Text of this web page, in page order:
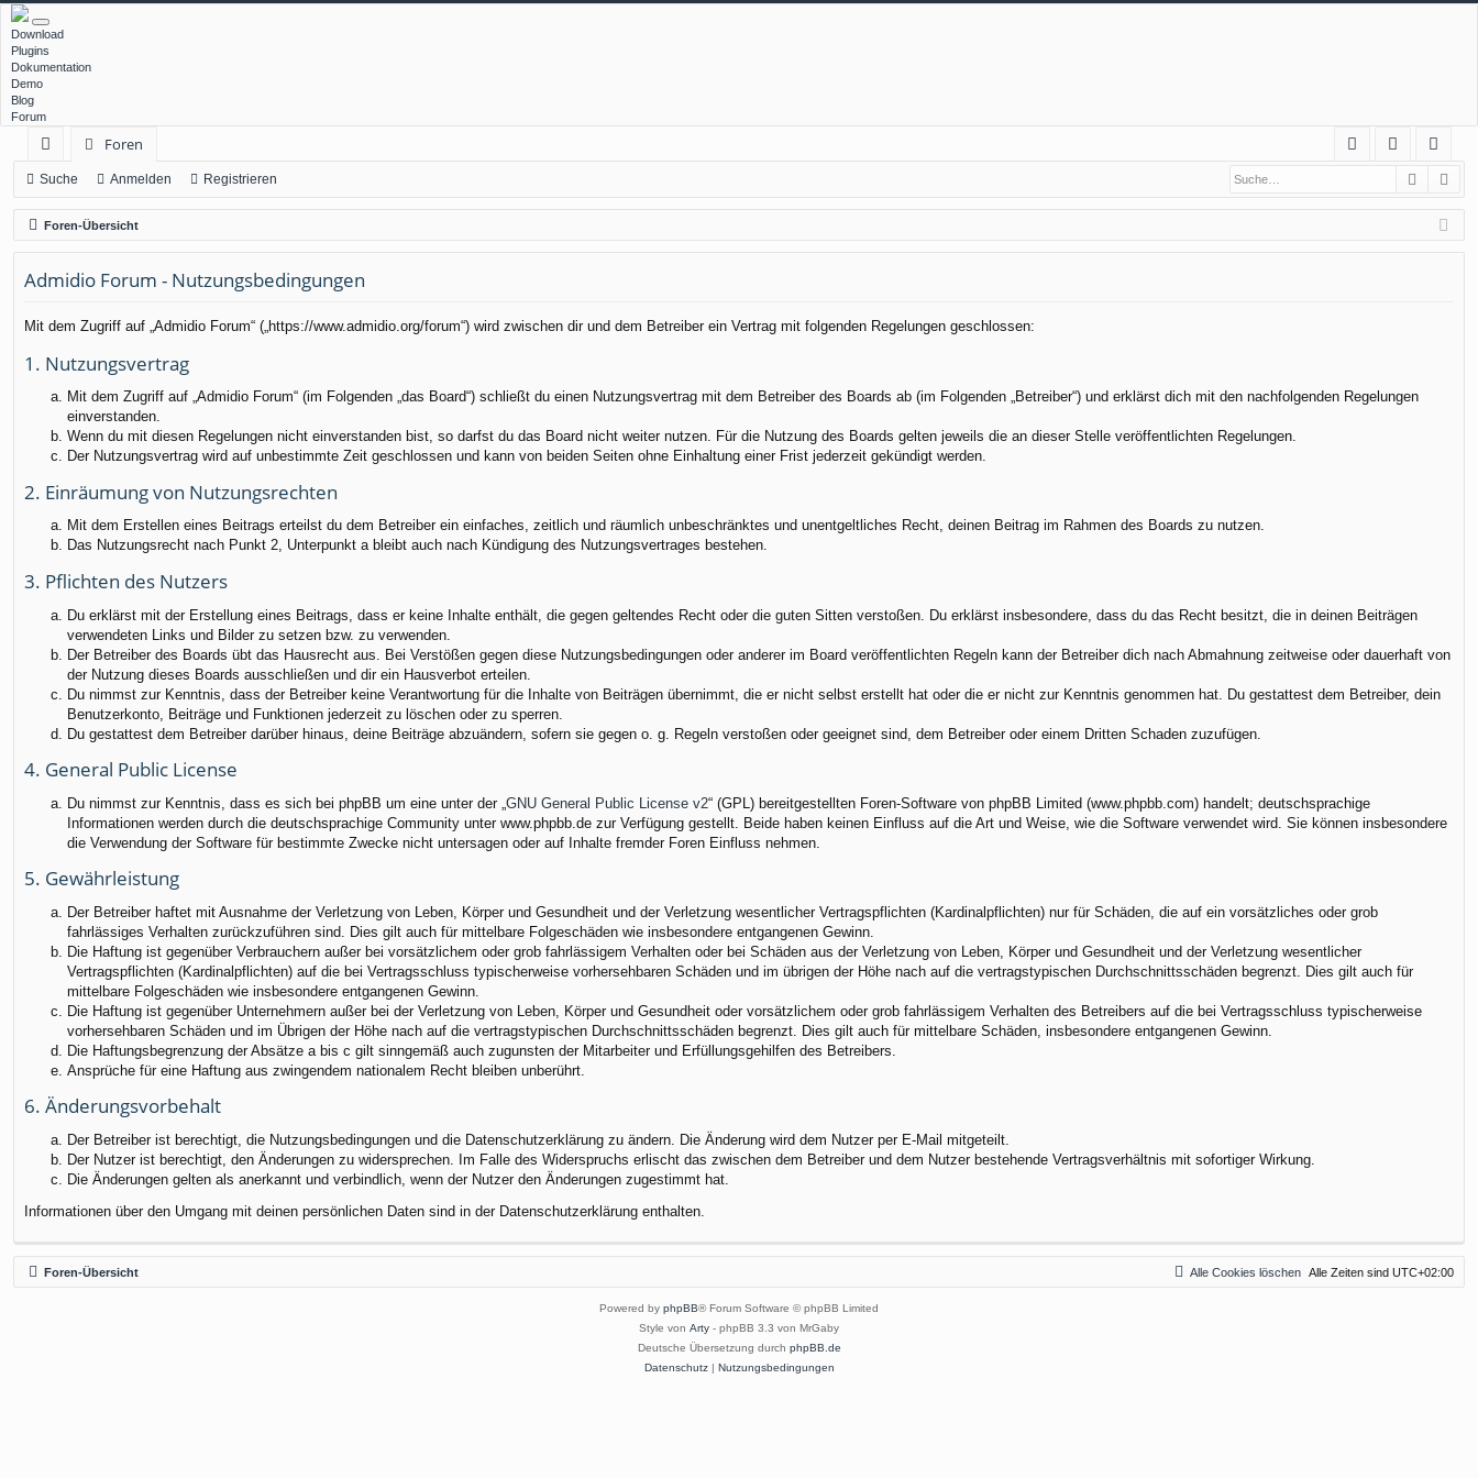
Download
Plugins
Dokumentation
Demo
Blog
Forum
ch
ne
llz
ug
Foren
Q
m
el
eg
ist
rie
Suche Anmelden Registrieren Suche
Foren-Übersicht
Admidio Forum - Nutzungsbedingungen
Mit dem Zugriff auf „Admidio Forum“ („https://www.admidio.org/forum“) wird zwischen dir und dem Betreiber ein Vertrag mit folgenden Regelungen geschlossen:
1. Nutzungsvertrag
Mit dem Zugriff auf „Admidio Forum“ (im Folgenden „das Board“) schließt du einen Nutzungsvertrag mit dem Betreiber des Boards ab (im Folgenden „Betreiber“) und erklärst dich mit den nachfolgenden Regelungen
einverstanden.
Wenn du mit diesen Regelungen nicht einverstanden bist, so darfst du das Board nicht weiter nutzen. Für die Nutzung des Boards gelten jeweils die an dieser Stelle veröffentlichten Regelungen.
Der Nutzungsvertrag wird auf unbestimmte Zeit geschlossen und kann von beiden Seiten ohne Einhaltung einer Frist jederzeit gekündigt werden.
2. Einräumung von Nutzungsrechten
Mit dem Erstellen eines Beitrags erteilst du dem Betreiber ein einfaches, zeitlich und räumlich unbeschränktes und unentgeltliches Recht, deinen Beitrag im Rahmen des Boards zu nutzen.
Das Nutzungsrecht nach Punkt 2, Unterpunkt a bleibt auch nach Kündigung des Nutzungsvertrages bestehen.
3. Pflichten des Nutzers
Du erklärst mit der Erstellung eines Beitrags, dass er keine Inhalte enthält, die gegen geltendes Recht oder die guten Sitten verstoßen. Du erklärst insbesondere, dass du das Recht besitzt, die in deinen Beiträgen
verwendeten Links und Bilder zu setzen bzw. zu verwenden.
Der Betreiber des Boards übt das Hausrecht aus. Bei Verstößen gegen diese Nutzungsbedingungen oder anderer im Board veröffentlichten Regeln kann der Betreiber dich nach Abmahnung zeitweise oder dauerhaft von
der Nutzung dieses Boards ausschließen und dir ein Hausverbot erteilen.
Du nimmst zur Kenntnis, dass der Betreiber keine Verantwortung für die Inhalte von Beiträgen übernimmt, die er nicht selbst erstellt hat oder die er nicht zur Kenntnis genommen hat. Du gestattest dem Betreiber, dein
Benutzerkonto, Beiträge und Funktionen jederzeit zu löschen oder zu sperren.
Du gestattest dem Betreiber darüber hinaus, deine Beiträge abzuändern, sofern sie gegen o. g. Regeln verstoßen oder geeignet sind, dem Betreiber oder einem Dritten Schaden zuzufügen.
4. General Public License
Du nimmst zur Kenntnis, dass es sich bei phpBB um eine unter der „ GNU General Public License v2“ (GPL) bereitgestellten Foren-Software von phpBB Limited (www.phpbb.com) handelt; deutschsprachige
Informationen werden durch die deutschsprachige Community unter www.phpbb.de zur Verfügung gestellt. Beide haben keinen Einfluss auf die Art und Weise, wie die Software verwendet wird. Sie können insbesondere
die Verwendung der Software für bestimmte Zwecke nicht untersagen oder auf Inhalte fremder Foren Einfluss nehmen.
5. Gewährleistung
Der Betreiber haftet mit Ausnahme der Verletzung von Leben, Körper und Gesundheit und der Verletzung wesentlicher Vertragspflichten (Kardinalpflichten) nur für Schäden, die auf ein vorsätzliches oder grob
fahrlässiges Verhalten zurückzuführen sind. Dies gilt auch für mittelbare Folgeschäden wie insbesondere entgangenen Gewinn.
Die Haftung ist gegenüber Verbrauchern außer bei vorsätzlichem oder grob fahrlässigem Verhalten oder bei Schäden aus der Verletzung von Leben, Körper und Gesundheit und der Verletzung wesentlicher
Vertragspflichten (Kardinalpflichten) auf die bei Vertragsschluss typischerweise vorhersehbaren Schäden und im übrigen der Höhe nach auf die vertragstypischen Durchschnittsschäden begrenzt. Dies gilt auch für
mittelbare Folgeschäden wie insbesondere entgangenen Gewinn.
Die Haftung ist gegenüber Unternehmern außer bei der Verletzung von Leben, Körper und Gesundheit oder vorsätzlichem oder grob fahrlässigem Verhalten des Betreibers auf die bei Vertragsschluss typischerweise
vorhersehbaren Schäden und im Übrigen der Höhe nach auf die vertragstypischen Durchschnittsschäden begrenzt. Dies gilt auch für mittelbare Schäden, insbesondere entgangenen Gewinn.
Die Haftungsbegrenzung der Absätze a bis c gilt sinngemäß auch zugunsten der Mitarbeiter und Erfüllungsgehilfen des Betreibers.
Ansprüche für eine Haftung aus zwingendem nationalem Recht bleiben unberührt.
6. Änderungsvorbehalt
Der Betreiber ist berechtigt, die Nutzungsbedingungen und die Datenschutzerklärung zu ändern. Die Änderung wird dem Nutzer per E-Mail mitgeteilt.
Der Nutzer ist berechtigt, den Änderungen zu widersprechen. Im Falle des Widerspruchs erlischt das zwischen dem Betreiber und dem Nutzer bestehende Vertragsverhältnis mit sofortiger Wirkung.
Die Änderungen gelten als anerkannt und verbindlich, wenn der Nutzer den Änderungen zugestimmt hat.
Informationen über den Umgang mit deinen persönlichen Daten sind in der Datenschutzerklärung enthalten.
Foren-Übersicht Alle Zeiten sind UTC+02:00
Alle Cookies löschen
Powered by phpBB® Forum Software © phpBB Limited
Style von Arty - phpBB 3.3 von MrGaby
Deutsche Übersetzung durch phpBB.de
Datenschutz| Nutzungsbedingungen